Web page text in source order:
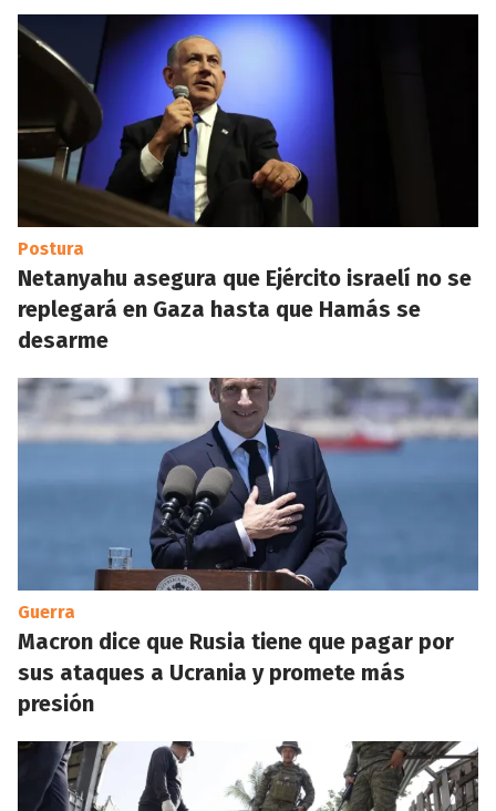
Postura
Netanyahu asegura que Ejército israelí no se
replegará en Gaza hasta que Hamás se
desarme
Guerra
Macron dice que Rusia tiene que pagar por
sus ataques a Ucrania y promete más
presión